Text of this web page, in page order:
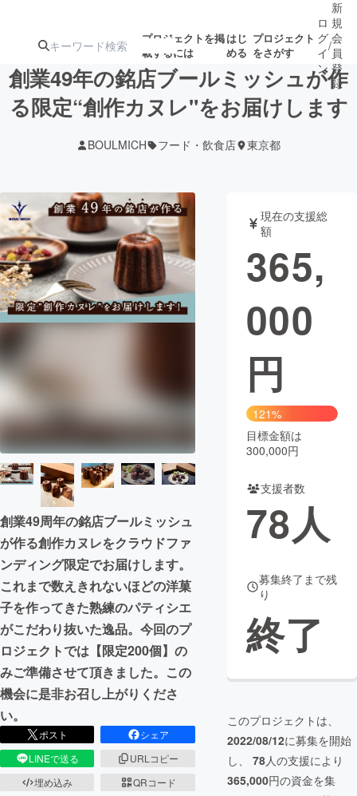
プロジェクトを掲
載するには
はじ
める
プロジェクト
をさがす
ターン
ジェクト
募集終了が近いプ
ロジェクト
アート・写真 音楽
テクノロジー・ガジェット ゲーム・サ
映像・映画
まちづくり・地域活性化
CAMPFIRE Creation
CAMPFIREふるさと納税machi-ya コミュニティ
ロ
グ
イ
ン
/
新
規
会
員
登
録
創業49年の銘店ブールミッシュが作
る限定“創作カヌレ"をお届けします
BOULMICH フード・飲食店 東京都
創業49周年の銘店ブールミッシュ
が作る創作カヌレをクラウドファ
ンディング限定でお届けします。
これまで数えきれないほどの洋菓
子を作ってきた熟練のパティシエ
がこだわり抜いた逸品。今回のプ
ロジェクトでは【限定200個】の
みご準備させて頂きました。この
機会に是非お召し上がりくださ
い。
ポスト
シェア
LINEで送る
URLコピー
埋め込み
QRコード
現在の支援総
額
365,
000
円
121%
目標金額は
300,000円
支援者数
78人
募集終了まで残
り
終了
このプロジェクトは、
2022/08/12に募集を開始
し、 78人の支援により
365,000円の資金を集